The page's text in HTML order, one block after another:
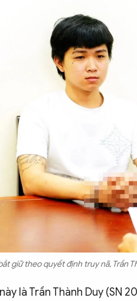
giữ theo quyết định truy nã, Trần
là Trần Thành Duy (SN